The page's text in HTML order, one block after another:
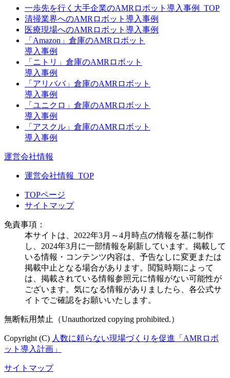
一歩先を行く大手企業のAMRロボット導入事例_TOP
清掃業界へのAMRロボット導入事例
医療現場へのAMRロボット導入事例
「Amazon」倉庫のAMRロボット
導入事例
「ニトリ」倉庫のAMRロボット
導入事例
「アリババ」倉庫のAMRロボット
導入事例
「ユニクロ」倉庫のAMRロボット
導入事例
「アスクル」倉庫のAMRロボット
導入事例
運営会社情報
運営会社情報_TOP
TOPページ
サイトマップ
免責事項：
本サイトは、2022年3月～4月時点の情報を基に制作
し、2024年3月に一部情報を刷新しています。掲載して
いる情報・コンテンツ内容は、予告なしに変更または
掲載中止となる場合があります。閲覧時期によって
は、掲載されている情報参照元に情報がない可能性が
ございます。気になる情報がありましたら、各公式サ
イトでご確認をお願いいたします。
無断転用禁止（Unauthorized copying prohibited.）
Copyright (C) 人数に頼らない現場づくりを促進「AMRロボ
ット導入計画」
サイトマップ